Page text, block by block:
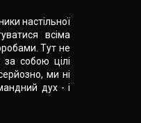
настільної
всіма
Тут не
собою цілі
ми ні
дух - і